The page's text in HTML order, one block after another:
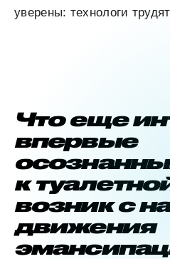
уверены: технологи
Что еще
впервые
к
возник с
движения